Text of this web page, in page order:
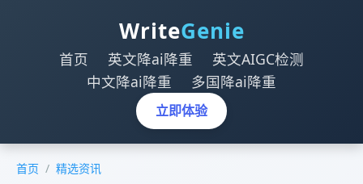
WriteGenie
首页 英文降ai降重
英文AIGC检测
中文降ai降重
多国降ai降重
立即体验
首页 / 精选资讯